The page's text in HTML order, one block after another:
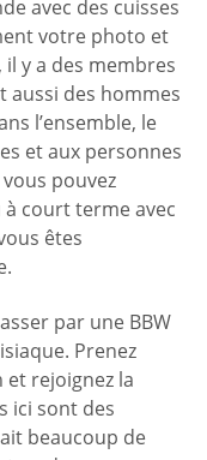
avec des cuisses
votre photo et
y a des membres
aussi des hommes
l’ensemble, le
et aux personnes
pouvez
court terme avec
êtes
par une BBW
Prenez
rejoignez la
ici sont des
beaucoup de